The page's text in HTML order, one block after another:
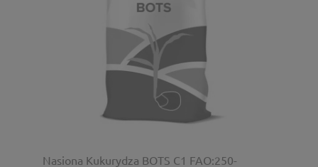
Nasiona Kukurydza BOTS C1 FAO:250-